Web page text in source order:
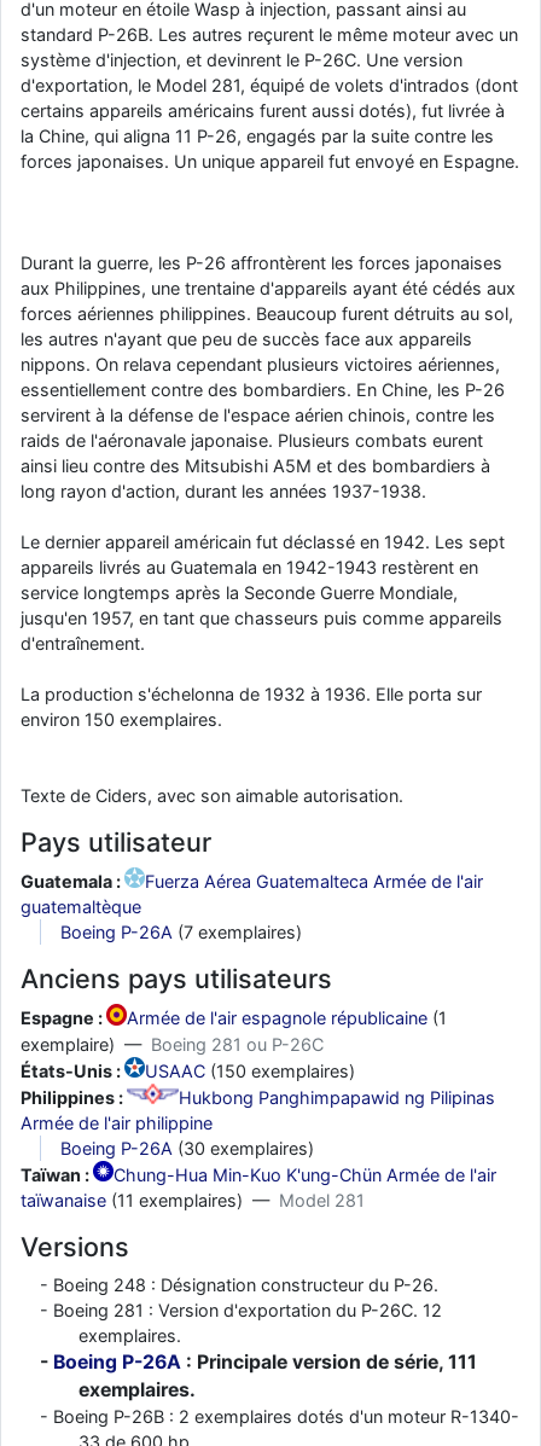
d'un moteur en étoile Wasp à injection, passant ainsi au
standard P-26B. Les autres reçurent le même moteur avec un
système d'injection, et devinrent le P-26C. Une version
d'exportation, le Model 281, équipé de volets d'intrados (dont
certains appareils américains furent aussi dotés), fut livrée à
la Chine, qui aligna 11 P-26, engagés par la suite contre les
forces japonaises. Un unique appareil fut envoyé en Espagne.
Durant la guerre, les P-26 affrontèrent les forces japonaises
aux Philippines, une trentaine d'appareils ayant été cédés aux
forces aériennes philippines. Beaucoup furent détruits au sol,
les autres n'ayant que peu de succès face aux appareils
nippons. On relava cependant plusieurs victoires aériennes,
essentiellement contre des bombardiers. En Chine, les P-26
servirent à la défense de l'espace aérien chinois, contre les
raids de l'aéronavale japonaise. Plusieurs combats eurent
ainsi lieu contre des Mitsubishi A5M et des bombardiers à
long rayon d'action, durant les années 1937-1938.
Le dernier appareil américain fut déclassé en 1942. Les sept
appareils livrés au Guatemala en 1942-1943 restèrent en
service longtemps après la Seconde Guerre Mondiale,
jusqu'en 1957, en tant que chasseurs puis comme appareils
d'entraînement.
La production s'échelonna de 1932 à 1936. Elle porta sur
environ 150 exemplaires.
Texte de Ciders, avec son aimable autorisation.
Pays utilisateur
Guatemala :
Fuerza Aérea Guatemalteca Armée de l'air
guatemaltèque
Boeing P-26A (7 exemplaires)
Anciens pays utilisateurs
Espagne : Armée de l'air espagnole républicaine (1
exemplaire) — Boeing 281 ou P-26C
États-Unis :
USAAC (150 exemplaires)
Philippines :
Hukbong Panghimpapawid ng Pilipinas
Armée de l'air philippine
Boeing P-26A (30 exemplaires)
Taïwan :
Chung-Hua Min-Kuo K'ung-Chün Armée de l'air
taïwanaise (11 exemplaires) — Model 281
Versions
Boeing 248 : Désignation constructeur du P-26.
Boeing 281 : Version d'exportation du P-26C. 12
exemplaires.
Boeing P-26A : Principale version de série, 111
exemplaires.
Boeing P-26B : 2 exemplaires dotés d'un moteur R-1340-